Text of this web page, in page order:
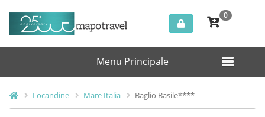
0
Menu Principale
Locandine Mare Italia Baglio Basile****